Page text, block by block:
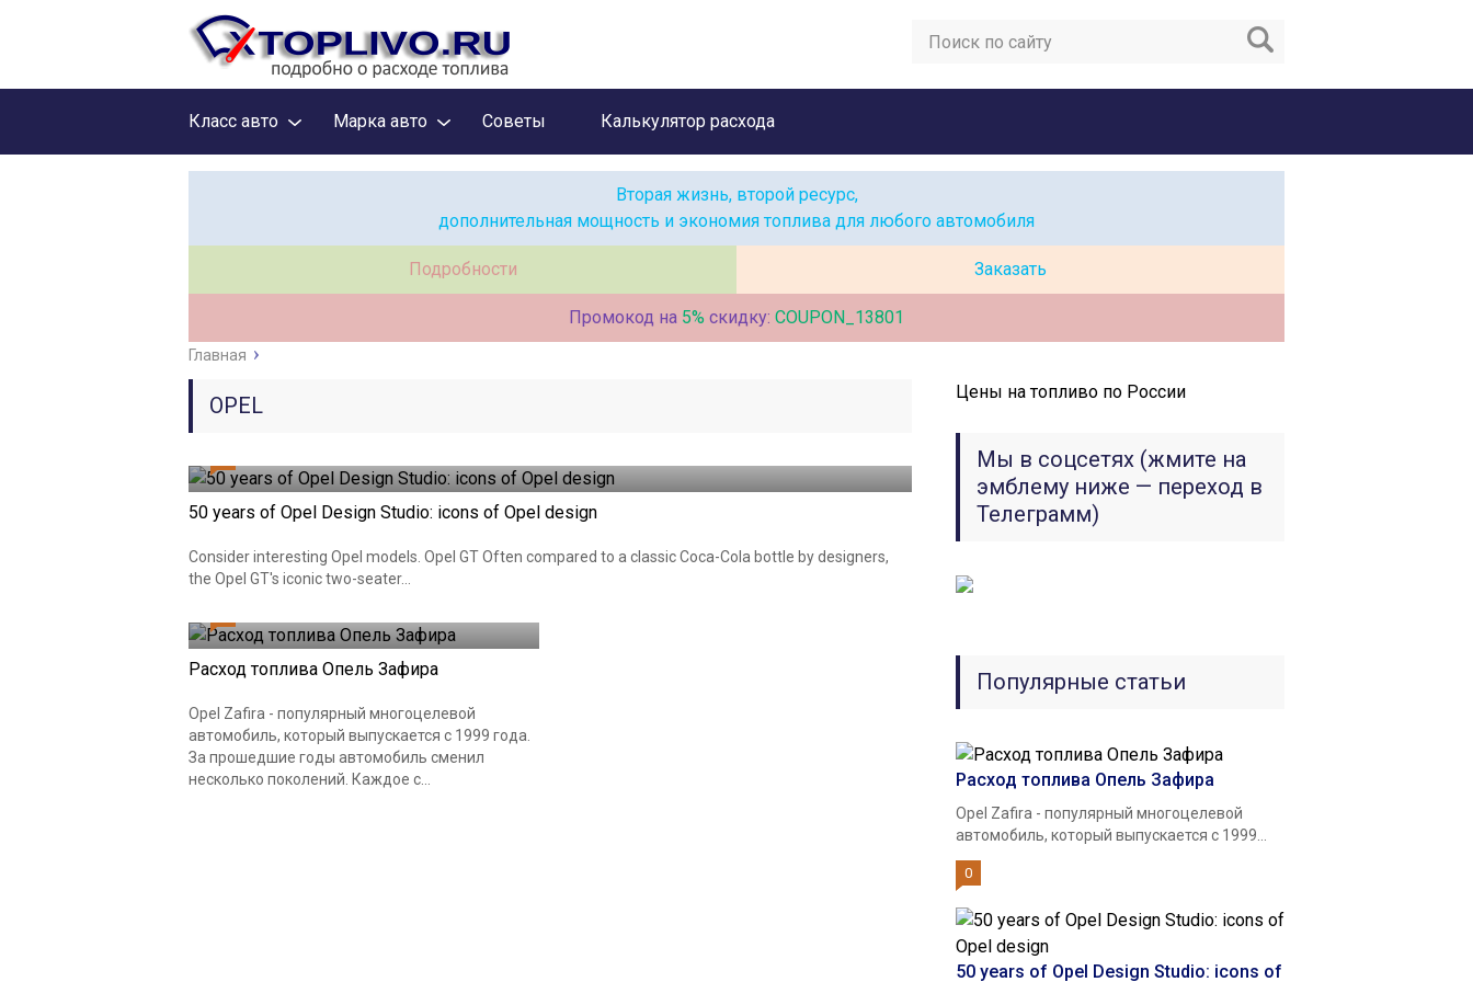
Класс авто Марка авто Советы Калькулятор расхода
Вторая жизнь, второй ресурс,
дополнительная мощность и экономия топлива для любого автомобиля
Подробности Заказать
Промокод на 5% скидку: COUPON_13801
Главная
OPEL
50 years of Opel Design Studio: icons of Opel design
Consider interesting Opel models. Opel GT Often compared to a classic Coca-Cola bottle by designers,
the Opel GT's iconic two-seater...
Расход топлива Опель Зафира
Opel Zafira - популярный многоцелевой
автомобиль, который выпускается с 1999 года.
За прошедшие годы автомобиль сменил
несколько поколений. Каждое с...
Цены на топливо по России
Мы в соцсетях (жмите на
эмблему ниже — переход в
Телеграмм)
Популярные статьи
Расход топлива Опель Зафира
Opel Zafira - популярный многоцелевой
автомобиль, который выпускается с 1999...
0
50 years of Opel Design Studio: icons of